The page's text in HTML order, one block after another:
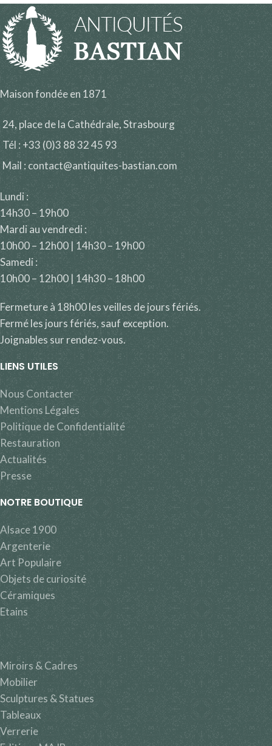
Maison fondée en 1871
24, place de la Cathédrale, Strasbourg
Tél : +33 (0)3 88 32 45 93
Mail : contact@antiquites-bastian.com
Lundi :
14h30 – 19h00
Mardi au vendredi :
10h00 – 12h00 | 14h30 – 19h00
Samedi :
10h00 – 12h00 | 14h30 – 18h00
Fermeture à 18h00 les veilles de jours fériés.
Fermé les jours fériés, sauf exception.
Joignables sur rendez-vous.
LIENS UTILES
Nous Contacter
Mentions Légales
Politique de Confidentialité
Restauration
Actualités
Presse
NOTRE BOUTIQUE
Alsace 1900
Argenterie
Art Populaire
Objets de curiosité
Céramiques
Etains
Miroirs & Cadres
Mobilier
Sculptures & Statues
Tableaux
Verrerie